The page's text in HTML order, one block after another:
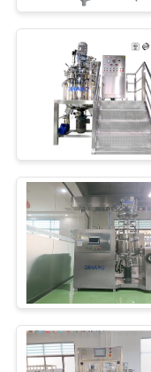
PRIVACY
POLICY